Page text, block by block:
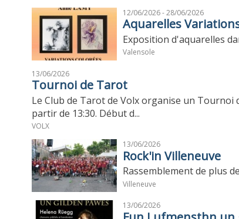
12/06/2026 - 28/06/2026
Aquarelles
Exposition d'aquarelles
Valensole
13/06/2026
Tournoi de Tarot
Le Club de Tarot de Volx organise un Tournoi
partir de 13:30. Début d...
VOLX
13/06/2026
Rock'in Villeneuve
Rassemblement de plus
Villeneuve
13/06/2026